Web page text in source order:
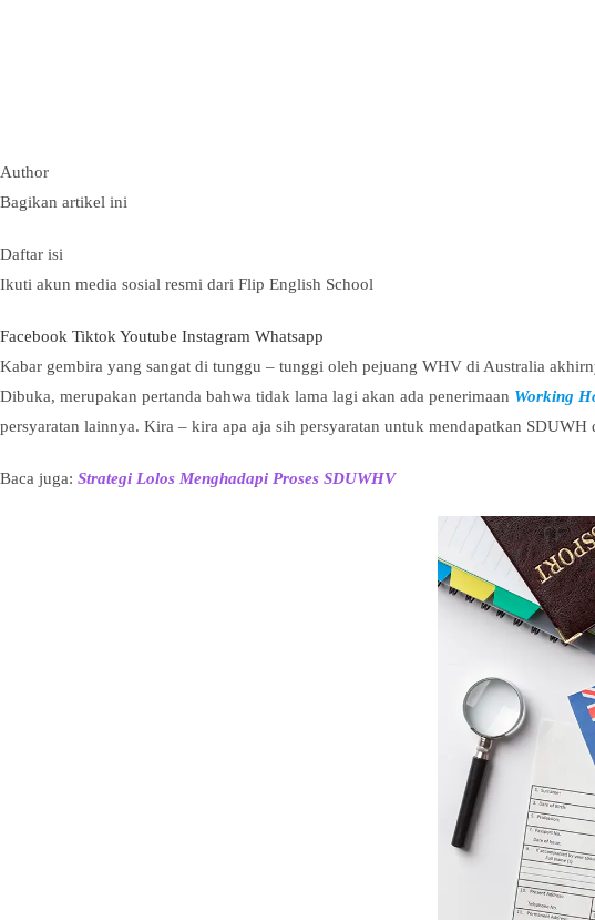
Author
Bagikan artikel ini
Daftar isi
Ikuti akun media sosial resmi dari Flip English School
Facebook Tiktok Youtube Instagram Whatsapp
Kabar gembira yang sangat di tunggu – tunggi oleh pejuang WHV di Australia
Dibuka, merupakan pertanda bahwa tidak lama lagi akan ada penerimaan Working
persyaratan lainnya. Kira – kira apa aja sih persyaratan untuk mendapatkan
Baca juga: Strategi Lolos Menghadapi Proses SDUWHV